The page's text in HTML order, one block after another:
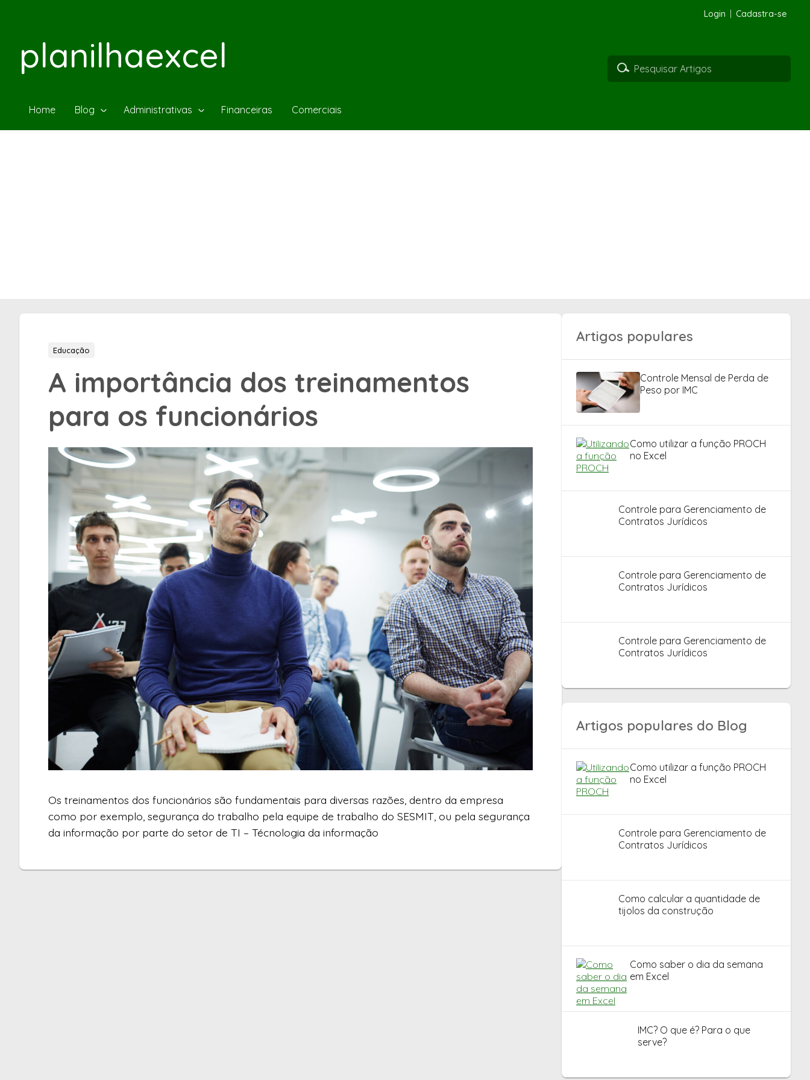
Login Cadastra-se
planilhaexcel
Home Blog Administrativas Financeiras Comerciais
Educação
A importância dos treinamentos
para os funcionários
Os treinamentos dos funcionários são fundamentais para diversas razões, dentro da empresa
como por exemplo, segurança do trabalho pela equipe de trabalho do SESMIT, ou pela segurança
da informação por parte do setor de TI – Técnologia da informação
Artigos populares
Controle Mensal de Perda de
Peso por IMC
Como utilizar a função PROCH
no Excel
Controle para Gerenciamento de
Contratos Jurídicos
Controle para Gerenciamento de
Contratos Jurídicos
Controle para Gerenciamento de
Contratos Jurídicos
Artigos populares do Blog
Como utilizar a função PROCH
no Excel
Controle para Gerenciamento de
Contratos Jurídicos
Como calcular a quantidade de
tijolos da construção
Como saber o dia da semana
em Excel
IMC? O que é? Para o que
serve?